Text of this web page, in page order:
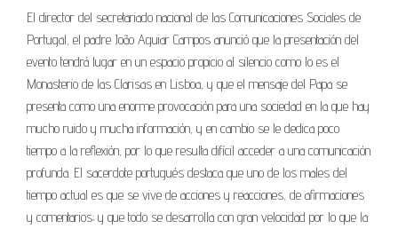
El director del secretariado nacional de las Comunicaciones Sociales de
Portugal, el padre João Aguiar Campos anunció que la presentación del
evento tendrá lugar en un espacio propicio al silencio como lo es el
Monasterio de las Clarisas en Lisboa, y que el mensaje del Papa se
presenta como una enorme provocación para una sociedad en la que hay
mucho ruido y mucha información, y en cambio se le dedica poco
tiempo a la reflexión, por lo que resulta difícil acceder a una comunicación
profunda. El sacerdote portugués destaca que uno de los males del
tiempo actual es que se vive de acciones y reacciones, de afirmaciones
y comentarios; y que todo se desarrolla con gran velocidad por lo que la